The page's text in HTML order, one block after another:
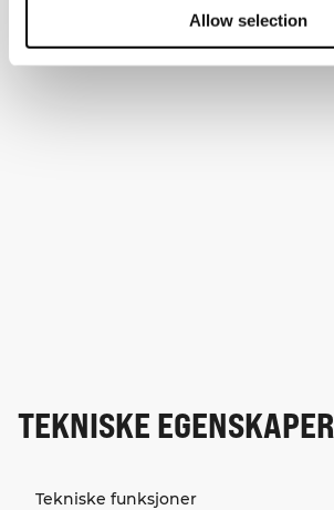
Allow selection
TEKNISKE EGENSKAPER
Tekniske funksjoner